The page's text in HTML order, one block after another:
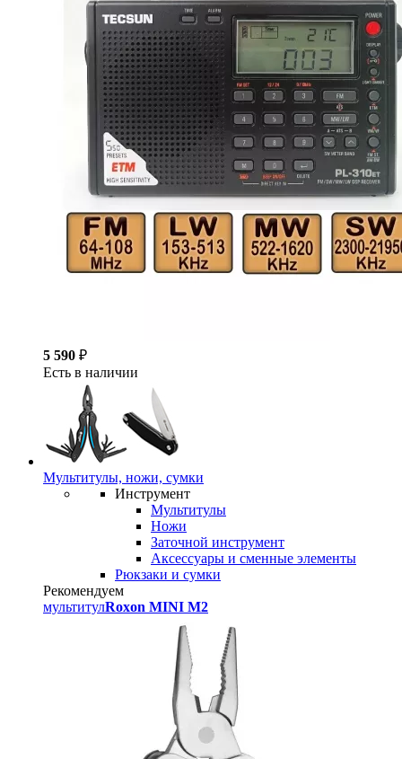
5 590 ₽
Есть в наличии
Мультитулы, ножи, сумки
Инструмент
Мультитулы
Ножи
Заточной инструмент
Аксессуары и сменные элементы
Рюкзаки и сумки
Рекомендуем
мультитулRoxon MINI M2